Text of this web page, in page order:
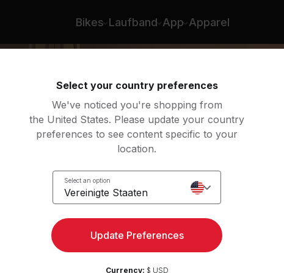
Bikes Laufband App Apparel
Select your country preferences
We've noticed you're shopping from
the United States. Please update your country
preferences to see content specific to your
location.
Select an option
Vereinigte Staaten
Update Preferences
Currency: $ USD